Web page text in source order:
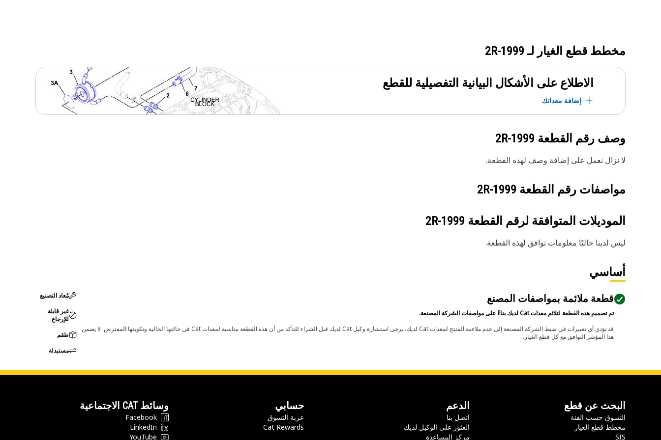
مخطط قطع الغيار لـ 2R-1999
الاطلاع على الأشكال البيانية التفصيلية للقطع
إضافة معداتك
وصف رقم القطعة 2R-1999
لا نزال نعمل على إضافة وصف لهذه القطعة.
مواصفات رقم القطعة 2R-1999
الموديلات المتوافقة لرقم القطعة 2R-1999
ليس لدينا حاليًا معلومات توافق لهذه القطعة.
أساسي
قطعة ملائمة بمواصفات المصنع
تم تصميم هذه القطعة لتلائم معدات Cat لديك بناءً على مواصفات الشركة المصنعة.
قد تؤدي أي تغييرات في ضبط الشركة المصنعة إلى عدم ملاءمة المنتج لمعدات Cat لديك. يرجى استشارة وكيل Cat لديك قبل الشراء للتأكد من أن هذه القطعة مناسبة لمعدات Cat في حالتها الحالية وتكوينها المفترض. لا يضمن
هذا المؤشر التوافق مع كل قطع الغيار.
مُعاد التصنيع
غير قابلة
للإرجاع
طقم
مستبدلة
البحث عن قطع
التسوق حسب الفئة
مخطط قطع الغيار
SIS
الدعم
اتصل بنا
العثور على الوكيل لديك
مركز المساعدة
حسابي
عربة التسوق
Cat Rewards
وسائط CAT الاجتماعية
Facebook
LinkedIn
YouTube